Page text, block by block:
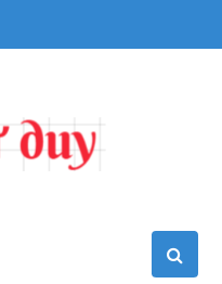
cho trẻ